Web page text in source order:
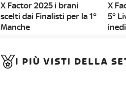
X Factor 2025 i brani
scelti dai Finalisti per la 1°
Manche
X
5°
I PIÙ VISTI DELLA